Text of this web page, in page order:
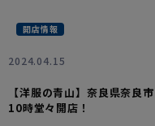
開店情報
2024.04.15
【洋服の青山】奈良県奈良
10時堂々開店！